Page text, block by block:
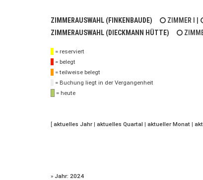
ZIMMERAUSWAHL (FINKENBAUDE) ZIMMER I
ZIMMERAUSWAHL (DIECKMANN HÜTTE)
= reserviert
= belegt
= teilweise belegt
= Buchung liegt in der Vergangenheit
= heute
[ aktuelles Jahr | aktuelles Quartal | aktueller Monat |
» Jahr: 2024